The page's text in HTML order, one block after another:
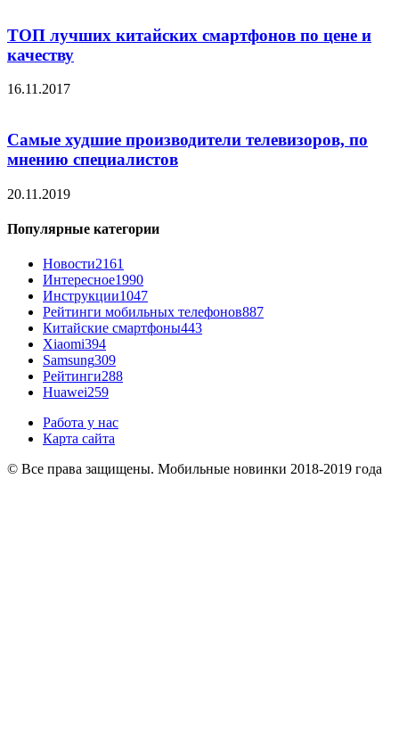
ТОП лучших китайских смартфонов по цене и
качеству
16.11.2017
Самые худшие производители телевизоров, по
мнению специалистов
20.11.2019
Популярные категории
Новости2161
Интересное1990
Инструкции1047
Рейтинги мобильных телефонов887
Китайские смартфоны443
Xiaomi394
Samsung309
Рейтинги288
Huawei259
Работа у нас
Карта сайта
© Все права защищены. Мобильные новинки 2018-2019 года